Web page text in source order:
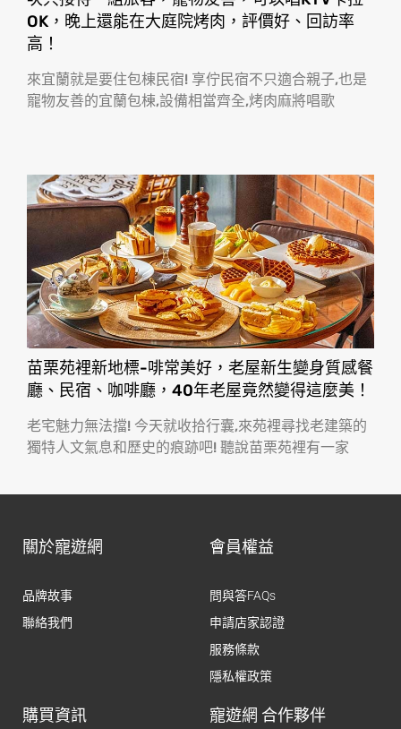
OK，晚上還能在大庭院烤肉，評價好、回訪率
高！
來宜蘭就是要住包棟民宿! 享佇民宿不只適合親子,也是
寵物友善的宜蘭包棟,設備相當齊全,烤肉麻將唱歌
苗栗苑裡新地標-啡常美好，老屋新生變身質感餐
廳、民宿、咖啡廳，40年老屋竟然變得這麼美！
老宅魅力無法擋! 今天就收拾行囊,來苑裡尋找老建築的
獨特人文氣息和歷史的痕跡吧! 聽說苗栗苑裡有一家
關於寵遊網
品牌故事
聯絡我們
會員權益
問與答FAQs
申請店家認證
服務條款
隱私權政策
購買資訊 寵遊網 合作夥伴